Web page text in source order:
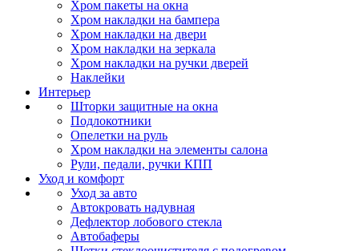
Хром пакеты на окна
Хром накладки на бампера
Хром накладки на двери
Хром накладки на зеркала
Хром накладки на ручки дверей
Наклейки
Интерьер
Шторки защитные на окна
Подлокотники
Опелетки на руль
Хром накладки на элементы салона
Рули, педали, ручки КПП
Уход и комфорт
Уход за авто
Автокровать надувная
Дефлектор лобового стекла
Автобаферы